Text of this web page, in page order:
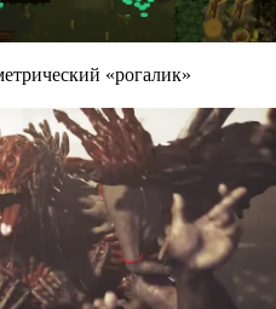
«рогалик»